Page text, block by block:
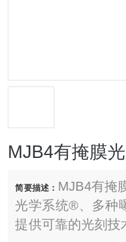
MJB4有掩膜
简要描述： MJB4有掩
光学系统®、多种
提供可靠的光刻技